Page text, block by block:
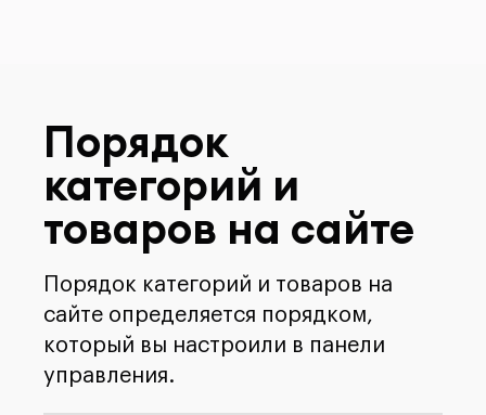
Порядок
категорий и
товаров на сайте
Порядок категорий и товаров на
сайте определяется порядком,
который вы настроили в панели
управления.